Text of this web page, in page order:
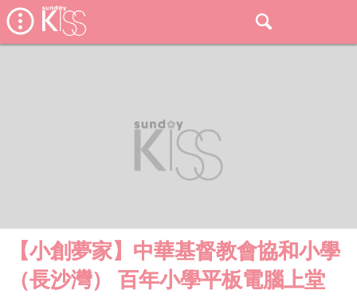
【小創夢家】中華基督教會協和小學
（長沙灣） 百年小學平板電腦上堂